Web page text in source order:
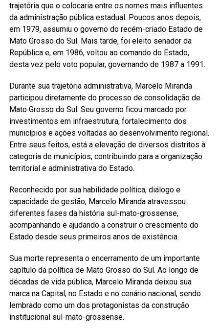
trajetória que o colocaria entre os nomes mais influentes
da administração pública estadual. Poucos anos depois,
em 1979, assumiu o governo do recém-criado Estado de
Mato Grosso do Sul. Mais tarde, foi eleito senador da
República e, em 1986, voltou ao comando do Estado,
desta vez pelo voto popular, governando de 1987 a 1991.
Durante sua trajetória administrativa, Marcelo Miranda
participou diretamente do processo de consolidação de
Mato Grosso do Sul. Seu governo ficou marcado por
investimentos em infraestrutura, fortalecimento dos
municípios e ações voltadas ao desenvolvimento regional.
Entre seus feitos, está a elevação de diversos distritos à
categoria de municípios, contribuindo para a organização
territorial e administrativa do Estado.
Reconhecido por sua habilidade política, diálogo e
capacidade de gestão, Marcelo Miranda atravessou
diferentes fases da história sul-mato-grossense,
acompanhando e ajudando a construir o crescimento do
Estado desde seus primeiros anos de existência.
Sua morte representa o encerramento de um importante
capítulo da política de Mato Grosso do Sul. Ao longo de
décadas de vida pública, Marcelo Miranda deixou sua
marca na Capital, no Estado e no cenário nacional, sendo
lembrado como um dos protagonistas da construção
institucional sul-mato-grossense.